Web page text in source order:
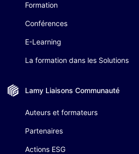
Formation
Conférences
E-Learning
La formation dans les Solutions
Lamy Liaisons Communauté
Auteurs et formateurs
Partenaires
Actions ESG